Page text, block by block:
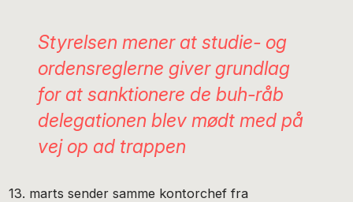
Styrelsen mener at studie- og
ordensreglerne giver grundlag
for at sanktionere de buh-råb
delegationen blev mødt med på
vej op ad trappen
13. marts sender samme kontorchef fra